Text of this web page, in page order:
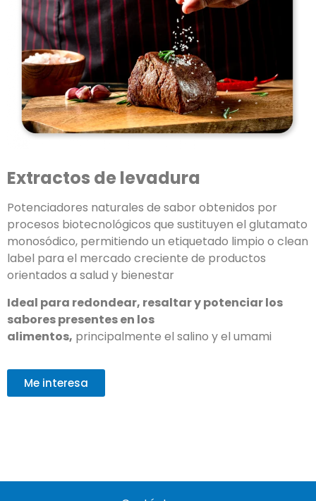
Extractos de levadura
Potenciadores naturales de sabor obtenidos por
procesos biotecnológicos que sustituyen el glutamato
monosódico, permitiendo un etiquetado limpio o clean
label para el mercado creciente de productos
orientados a salud y bienestar
Ideal para redondear, resaltar y potenciar los
sabores presentes en los
alimentos, principalmente el salino y el umami
Me interesa